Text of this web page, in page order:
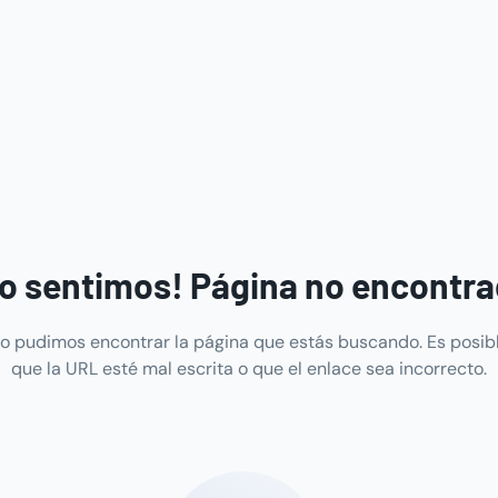
sentimos! Página no
pudimos encontrar la página que estás buscando. Es
que la URL esté mal escrita o que el enlace sea incorrecto.